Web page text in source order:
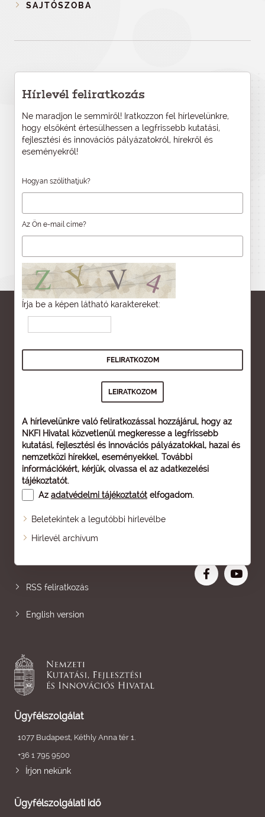
SAJTÓSZOBA
Hírlevél feliratkozás
Ne maradjon le semmiről! Iratkozzon fel hírlevelünkre,
hogy elsőként értesülhessen a legfrissebb kutatási,
fejlesztési és innovációs pályázatokról, hírekről és
eseményekről!
Hogyan szólíthatjuk?
Az Ön e-mail címe?
Írja be a képen látható karaktereket:
A hírlevelünkre való feliratkozással hozzájárul, hogy az
NKFI Hivatal közvetlenül megkeresse a legfrissebb
kutatási, fejlesztési és innovációs pályázatokkal, hazai és
nemzetközi hírekkel, eseményekkel. További
információkért, kérjük, olvassa el az adatkezelési
tájékoztatót.
Az adatvédelmi tájékoztatót elfogadom.
Beletekintek a legutóbbi hírlevélbe
Hírlevél archívum
Oldaltérkép
RSS feliratkozás
English version
Ügyfélszolgálat
1077 Budapest, Kéthly Anna tér 1.
+36 1 795 9500
Írjon nekünk
Ügyfélszolgálati idő